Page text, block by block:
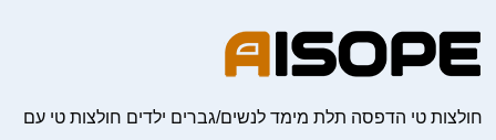
חולצות טי הדפסה תלת מימד לנשים/גברים ילדים חולצות טי עם